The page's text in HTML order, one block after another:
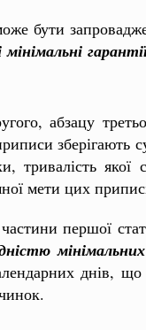
бути
мінімальні
абзацу
зберігають
тривалість
мети цих
першої
днів,